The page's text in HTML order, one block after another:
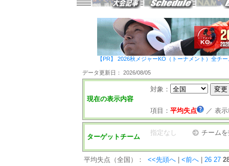
【PR】 2026秋メジャーKO（トーナメント）全チ
データ更新日： 2026/08/05
現在の表示内容
対象：
項目： 平均失点 ／ 表
ターゲットチーム
指定なし チーム
平均失点（全国）： <<先頭へ <前へ 26 27